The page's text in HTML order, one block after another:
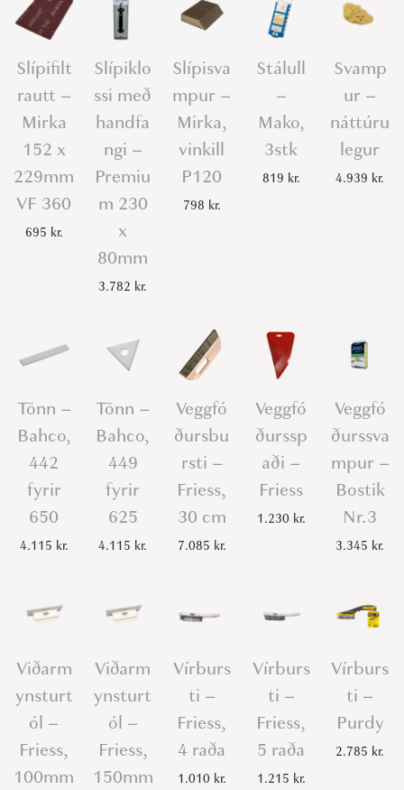
Slípifilt
rautt –
Mirka
152 x
229mm
VF 360
695 kr.
Slípiklo
ssi með
handfa
ngi –
Premiu
m 230
x
80mm
3.782 kr.
Slípisva
mpur –
Mirka,
vinkill
P120
798 kr.
Stálull
–
Mako,
3stk
819 kr.
Svamp
ur –
náttúru
legur
4.939 kr.
Tönn –
Bahco,
442
fyrir
650
4.115 kr.
Tönn –
Bahco,
449
fyrir
625
4.115 kr.
Veggfó
ðursbu
rsti –
Friess,
30 cm
7.085 kr.
Veggfó
ðurssp
aði –
Friess
1.230 kr.
Veggfó
ðurssva
mpur –
Bostik
Nr.3
3.345 kr.
Viðarm
ynsturt
ól –
Friess,
100mm
Viðarm
ynsturt
ól –
Friess,
150mm
Vírburs
ti –
Friess,
4 raða
1.010 kr.
Vírburs
ti –
Friess,
5 raða
1.215 kr.
Vírburs
ti –
Purdy
2.785 kr.